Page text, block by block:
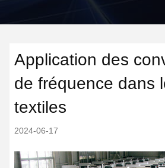
Application des
de fréquence dans
textiles
2024-06-17